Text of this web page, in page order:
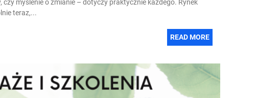
myślenie o zmianie – dotyczy praktycznie każdego. Rynek
teraz,...
READ MORE